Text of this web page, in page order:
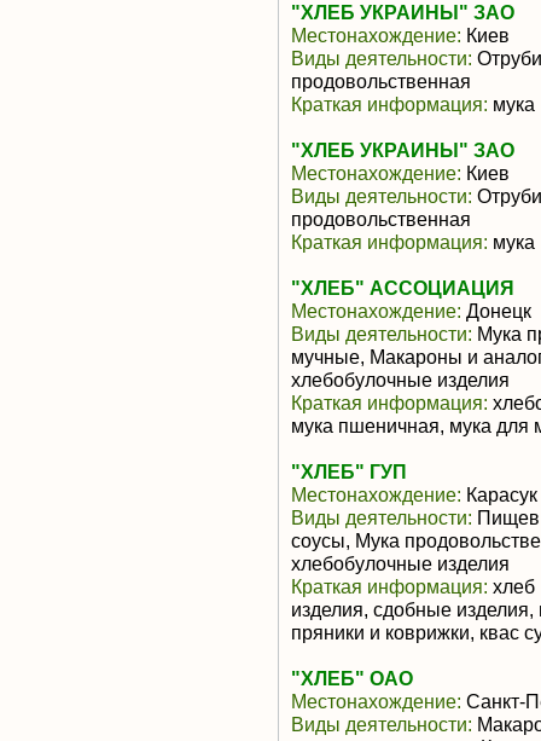
"ХЛЕБ УКРАИНЫ" ЗАО
Местонахождение: Киев
Виды деятельности:
продовольственная
Краткая информация:
"ХЛЕБ УКРАИНЫ" ЗАО
Местонахождение: Киев
Виды деятельности:
продовольственная
Краткая информация:
"ХЛЕБ" АССОЦИАЦИЯ
Местонахождение: Донецк
Виды деятельности: Мука
мучные, Макароны и
хлебобулочные изделия
Краткая информация:
мука пшеничная, мука для
"ХЛЕБ" ГУП
Местонахождение: Карасук
Виды деятельности:
соусы, Мука
хлебобулочные изделия
Краткая информация: хлеб
изделия, сдобные
пряники и коврижки, квас
"ХЛЕБ" ОАО
Местонахождение: Санкт-
Виды деятельности: